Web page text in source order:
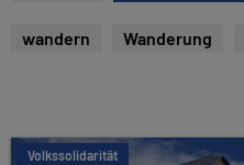
wandern Wanderung
Volkssolidarität